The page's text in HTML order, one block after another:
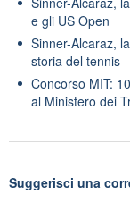
e gli US Open
Sinner-Alcaraz,
storia del tennis
Concorso MIT:
al Ministero dei
Suggerisci una